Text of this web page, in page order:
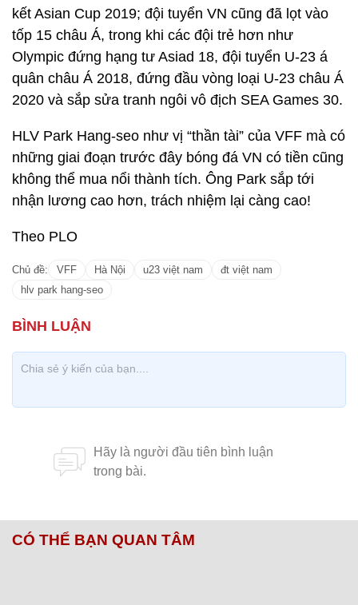
kết Asian Cup 2019; đội tuyển VN cũng đã lọt vào
tốp 15 châu Á, trong khi các đội trẻ hơn như
Olympic đứng hạng tư Asiad 18, đội tuyển U-23 á
quân châu Á 2018, đứng đầu vòng loại U-23 châu Á
2020 và sắp sửa tranh ngôi vô địch SEA Games 30.
HLV Park Hang-seo như vị “thần tài” của VFF mà có
những giai đoạn trước đây bóng đá VN có tiền cũng
không thể mua nổi thành tích. Ông Park sắp tới
nhận lương cao hơn, trách nhiệm lại càng cao!
Theo PLO
Chủ đề: VFF Hà Nội u23 việt nam
đt việt nam
hlv park hang-seo
CÓ THỂ BẠN QUAN TÂM